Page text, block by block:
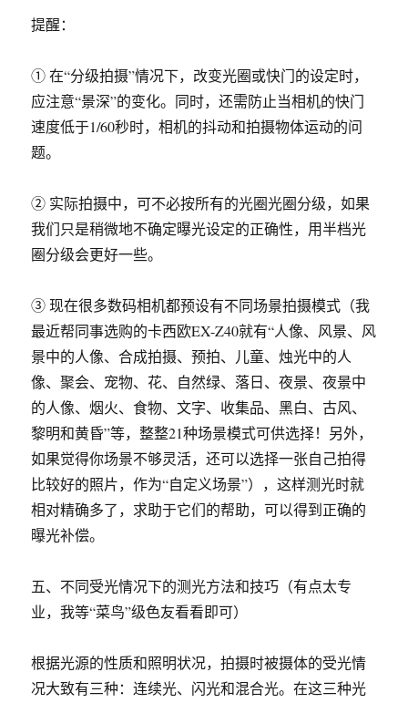
提醒：
① 在“分级拍摄”情况下，改变光圈或快门的设定时，
应注意“景深”的变化。同时，还需防止当相机的快门
速度低于1/60秒时，相机的抖动和拍摄物体运动的问
题。
② 实际拍摄中，可不必按所有的光圈光圈分级，如果
我们只是稍微地不确定曝光设定的正确性，用半档光
圈分级会更好一些。
③ 现在很多数码相机都预设有不同场景拍摄模式（我
最近帮同事选购的卡西欧EX-Z40就有“人像、风景、风
景中的人像、合成拍摄、预拍、儿童、烛光中的人
像、聚会、宠物、花、自然绿、落日、夜景、夜景中
的人像、烟火、食物、文字、收集品、黑白、古风、
黎明和黄昏”等，整整21种场景模式可供选择！另外，
如果觉得你场景不够灵活，还可以选择一张自己拍得
比较好的照片，作为“自定义场景”），这样测光时就
相对精确多了，求助于它们的帮助，可以得到正确的
曝光补偿。
五、不同受光情况下的测光方法和技巧（有点太专
业，我等“菜鸟”级色友看看即可）
根据光源的性质和照明状况，拍摄时被摄体的受光情
况大致有三种：连续光、闪光和混合光。在这三种光